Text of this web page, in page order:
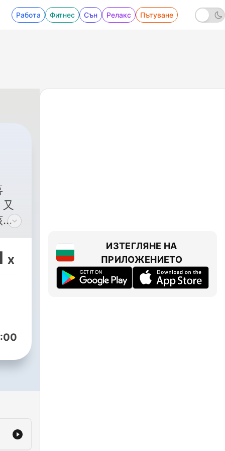
Работа Фитнес Сън Релакс Пътуване
讀
有
到
x
ИЗТЕГЛЯНЕ НА
ПРИЛОЖЕНИЕТО